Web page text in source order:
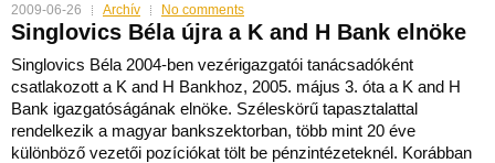
2009-06-26 Archív No comments
Singlovics Béla újra a K and H Bank elnöke
Singlovics Béla 2004-ben vezérigazgatói tanácsadóként
csatlakozott a K and H Bankhoz, 2005. május 3. óta a K and H
Bank igazgatóságának elnöke. Széleskörű tapasztalattal
rendelkezik a magyar bankszektorban, több mint 20 éve
különböző vezetői pozíciókat tölt be pénzintézeteknél. Korábban